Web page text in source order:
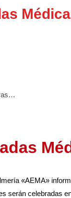
«AEMA»
serán celebradas